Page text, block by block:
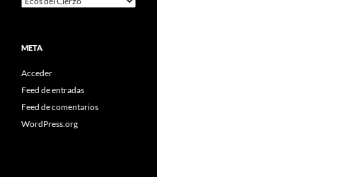
META
Acceder
Feed de entradas
Feed de comentarios
WordPress.org